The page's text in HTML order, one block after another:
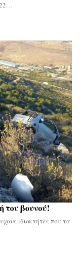
του βουνού!
ιδιοκτήτες που τα